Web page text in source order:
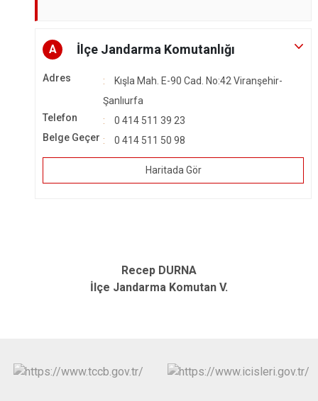
A İlçe Jandarma Komutanlığı
Adres
Kışla Mah. E-90 Cad. No:42 Viranşehir-
Şanlıurfa
Telefon
0 414 511 39 23
Belge Geçer
0 414 511 50 98
Haritada Gör
Recep DURNA
İlçe Jandarma Komutan V.